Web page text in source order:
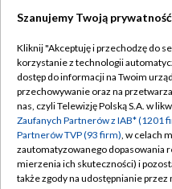
Abonament TVP
Emisja w TVP
Centrum informacji TVP
Naziemna Telewizja
Szanujemy Twoją prywatność
Kliknij "Akceptuję i przechodzę do
korzystanie z technologii
dostęp do informacji na Twoim
przechowywanie oraz na
nas, czyli Telewizję Polską S.A. w
Zaufanych Partnerów z IAB* (1201
Partnerów TVP (93 firm), w celach
zautomatyzowanego dopasowania
mierzenia ich skuteczności) i
także zgody na udostępnianie przez